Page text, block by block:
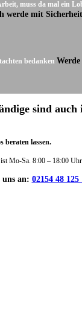
muss da mal ein
werde mit
bedanken
sind
beraten lassen.
Mo-Sa. 8:00 – 18:00
uns an: 02154 48 125